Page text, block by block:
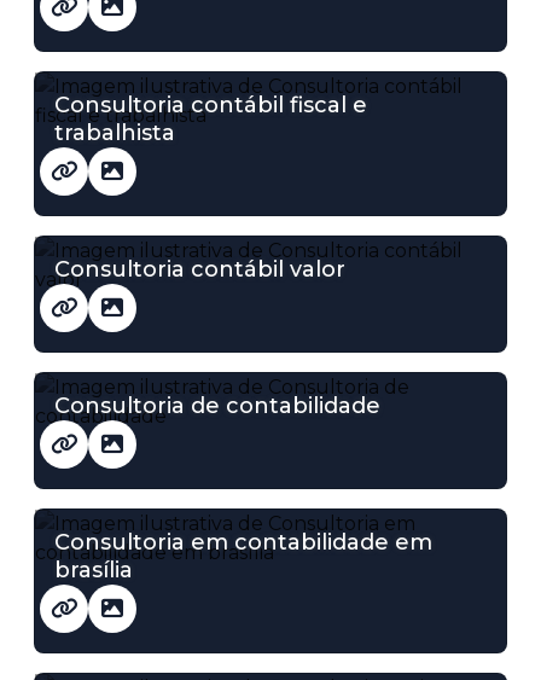
Consultoria contábil fiscal e
trabalhista
Consultoria contábil valor
Consultoria de contabilidade
Consultoria em contabilidade em
brasília